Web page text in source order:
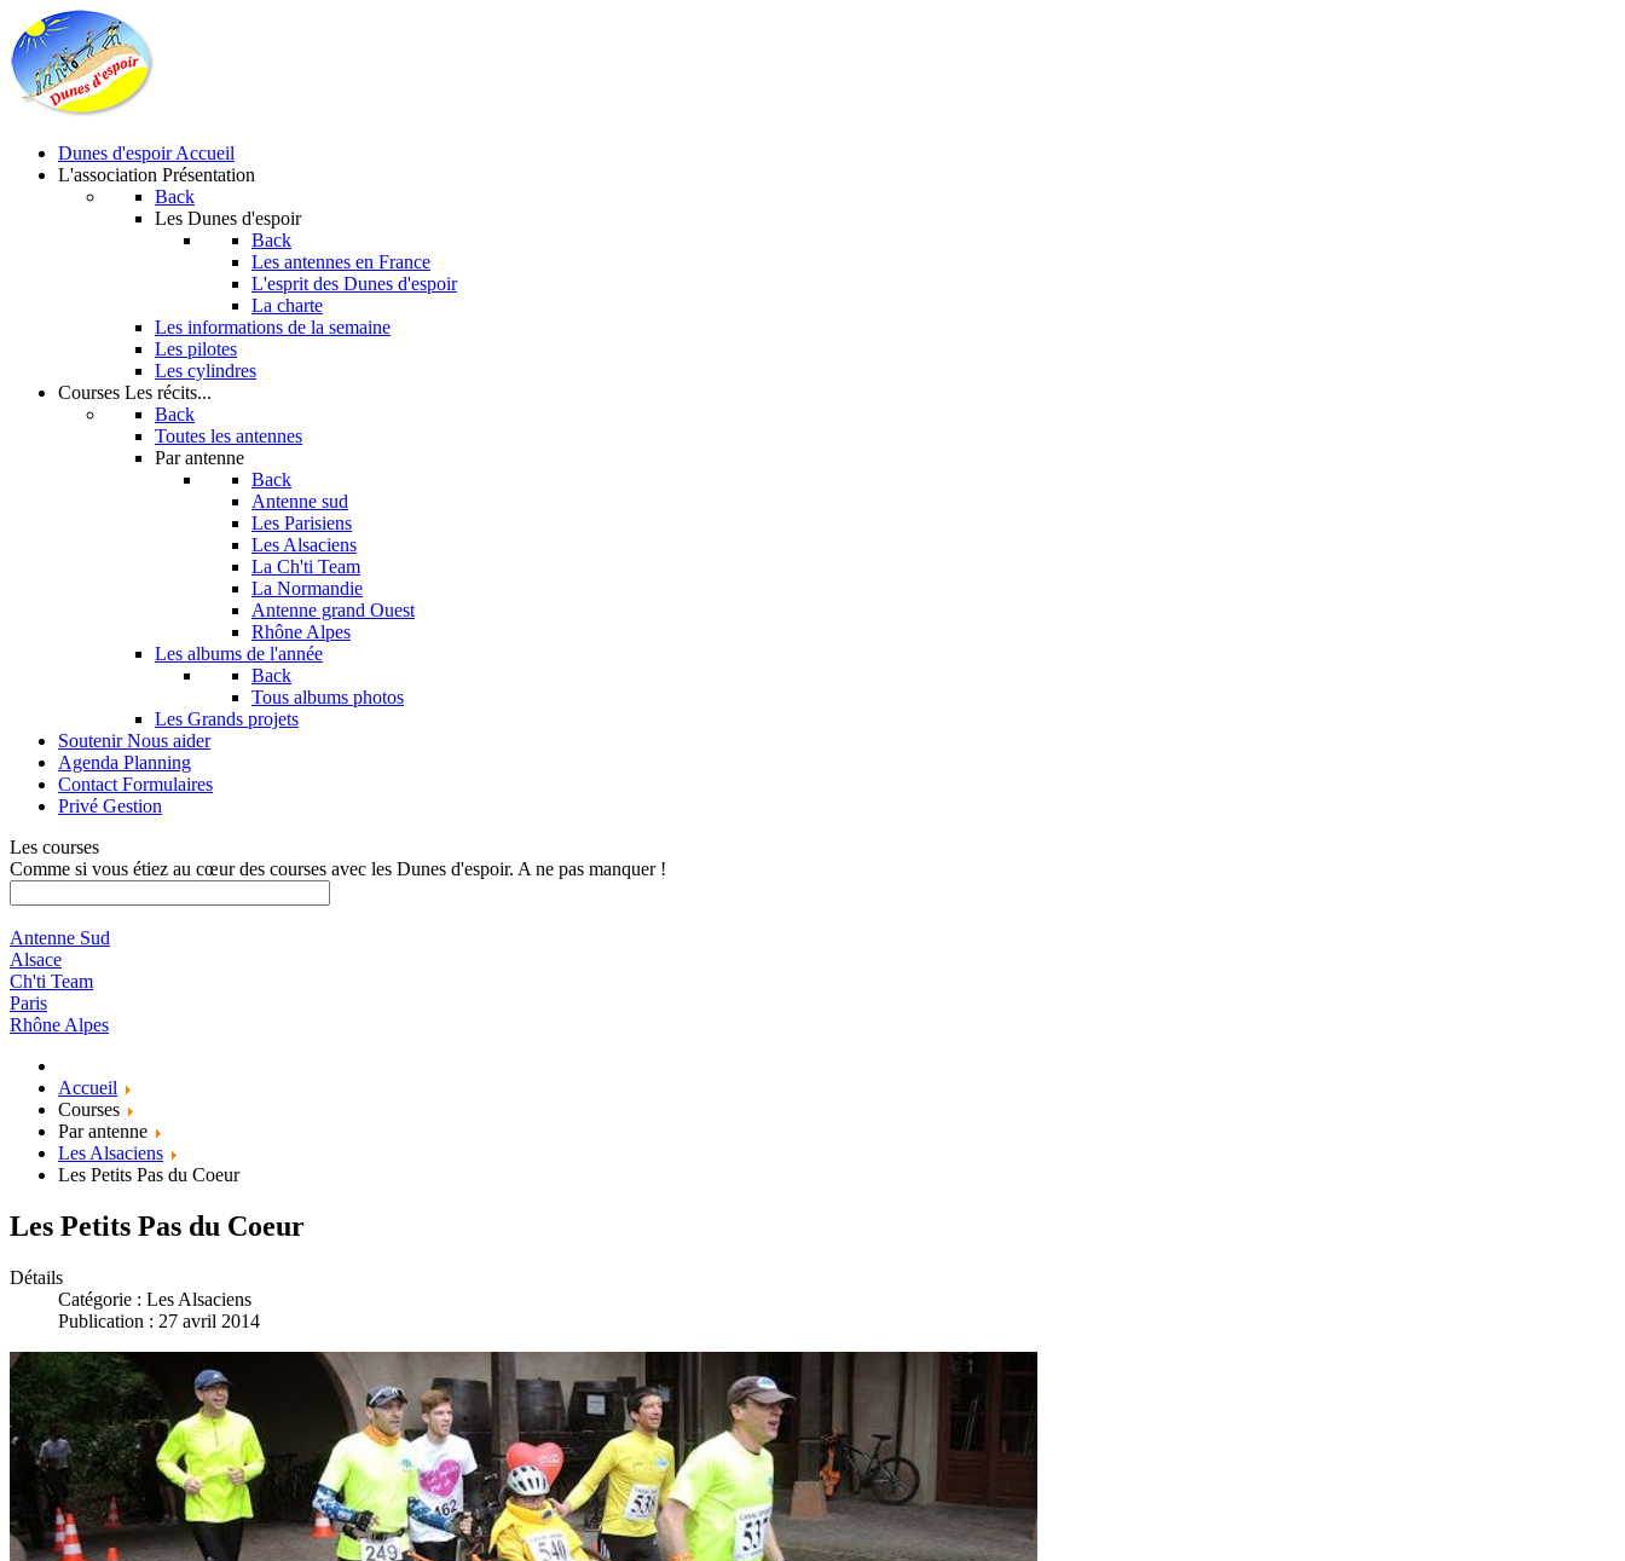
Dunes d'espoir Accueil
L'association Présentation
Back
Les Dunes d'espoir
Back
Les antennes en France
L'esprit des Dunes d'espoir
La charte
Les informations de la semaine
Les pilotes
Les cylindres
Courses Les récits...
Back
Toutes les antennes
Par antenne
Back
Antenne sud
Les Parisiens
Les Alsaciens
La Ch'ti Team
La Normandie
Antenne grand Ouest
Rhône Alpes
Les albums de l'année
Back
Tous albums photos
Les Grands projets
Soutenir Nous aider
Agenda Planning
Contact Formulaires
Privé Gestion
Les courses
Comme si vous étiez au cœur des courses avec les Dunes d'espoir. A ne pas manquer !
Antenne Sud
Alsace
Ch'ti Team
Paris
Rhône Alpes
Accueil
Courses
Par antenne
Les Alsaciens
Les Petits Pas du Coeur
Les Petits Pas du Coeur
Détails
Catégorie : Les Alsaciens
Publication : 27 avril 2014